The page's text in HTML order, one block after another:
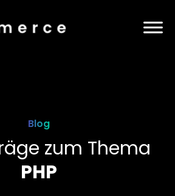
Blog
zum Thema
PHP